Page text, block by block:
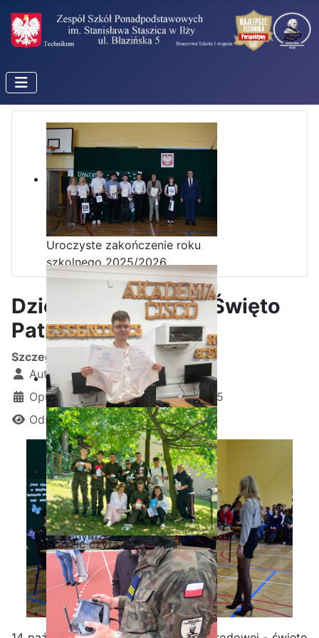
Uroczyste zakończenie roku
szkolnego 2025/2026
Ostatnia garść certyfikatów
Akademii CISCO w roku
szkolnym2025/2026
Staszic czyta na polanie
Dzień Nauczyciela i Święto
Patrona Szkoły
Szczegóły
Autor:
Kamil Krosta
Opublikowano: 14 październik 2025
Odsłon: 14461